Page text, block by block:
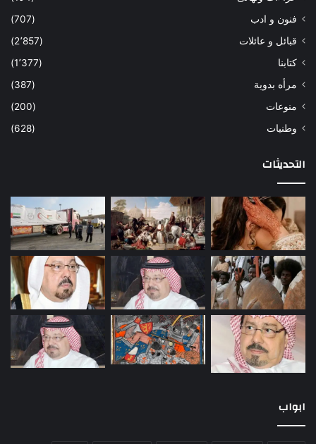
فنون و ادب
(707)
قبائل و عائلات
(2٬857)
كتابنا
(1٬377)
مرأه بدوية
(387)
منوعات
(200)
وطنيات
(628)
التحديثات
ابواب